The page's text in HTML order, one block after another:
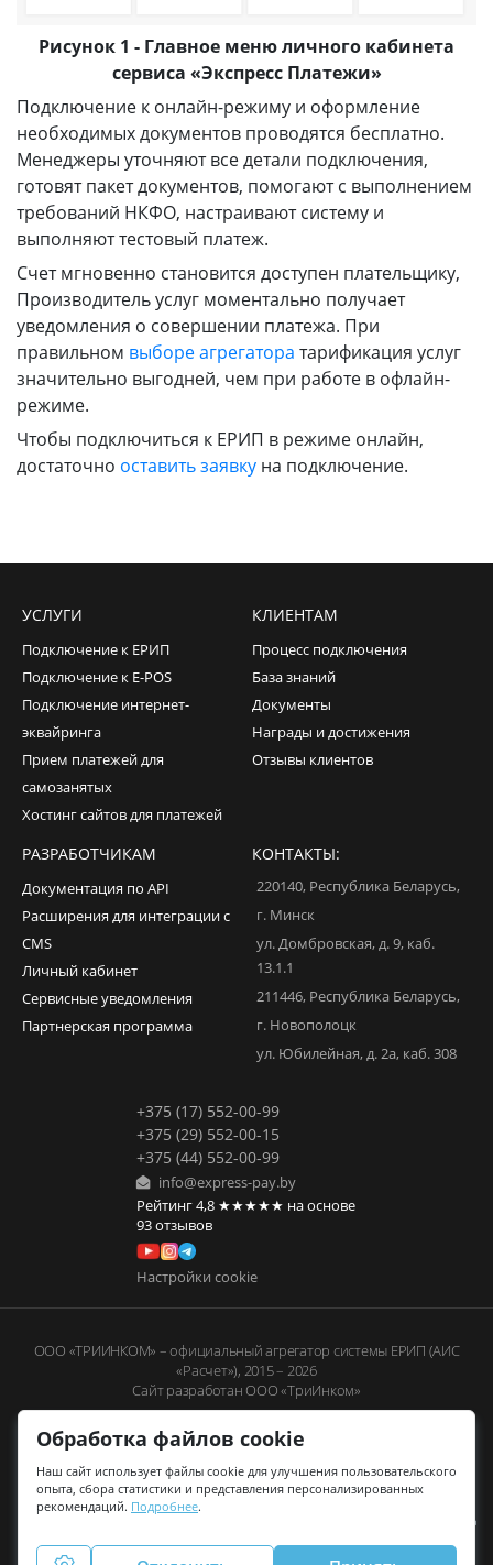
Рисунок 1 - Главное меню личного кабинета
сервиса «Экспресс Платежи»
Подключение к онлайн-режиму и оформление
необходимых документов проводятся бесплатно.
Менеджеры уточняют все детали подключения,
готовят пакет документов, помогают с выполнением
требований НКФО, настраивают систему и
выполняют тестовый платеж.
Счет мгновенно становится доступен плательщику,
Производитель услуг моментально получает
уведомления о совершении платежа. При
правильном выборе агрегатора тарификация услуг
значительно выгодней, чем при работе в офлайн-
режиме.
Чтобы подключиться к ЕРИП в режиме онлайн,
достаточно оставить заявку на подключение.
УСЛУГИ
Подключение к ЕРИП
Подключение к E-POS
Подключение интернет-
эквайринга
Прием платежей для
самозанятых
Хостинг сайтов для платежей
КЛИЕНТАМ
Процесс подключения
База знаний
Документы
Награды и достижения
Отзывы клиентов
РАЗРАБОТЧИКАМ
Документация по API
Расширения для интеграции с
CMS
Личный кабинет
Сервисные уведомления
Партнерская программа
КОНТАКТЫ:
220140, Республика Беларусь,
г. Минск
ул. Домбровская, д. 9, каб.
13.1.1
211446, Республика Беларусь,
г. Новополоцк
ул. Юбилейная, д. 2а, каб. 308
+375 (17) 552-00-99
+375 (29) 552-00-15
+375 (44) 552-00-99
info@express-pay.by
Рейтинг4,8 ★★★★★ на основе
93отзывов
Настройки cookie
ООО «ТРИИНКОМ» – официальный агрегатор системы ЕРИП (АИС
«Расчет»), 2015 – 2026
Сайт разработан ООО «ТриИнком»
Обработка файлов cookie
Наш сайт использует файлы cookie для улучшения пользовательского
опыта, сбора статистики и представления персонализированных
рекомендаций. Подробнее.